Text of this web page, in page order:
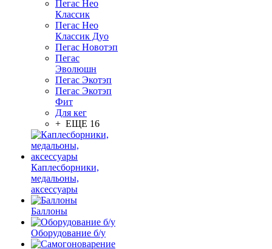
Пегас Нео
Классик
Пегас Нео
Классик Дуо
Пегас Новотэп
Пегас
Эволюшн
Пегас Экотэп
Пегас Экотэп
Фит
Для кег
+ ЕЩЕ 16
Каплесборники,
медальоны,
аксессуары
Баллоны
Оборудование б/у